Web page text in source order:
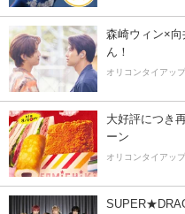
森崎ウィン×向
ん！
オリコンタイアッ
大好評につき
ーン
オリコンタイアッ